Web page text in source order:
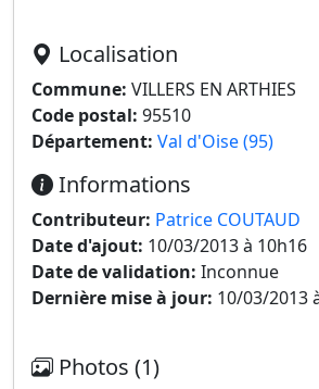
Localisation
Commune: VILLERS EN ARTHIES
Code postal: 95510
Département: Val d'Oise (95)
Informations
Contributeur: Patrice COUTAUD
Date d'ajout: 10/03/2013 à 10h16
Date de validation: Inconnue
Dernière mise à jour: 10/03/2013
Photos (1)